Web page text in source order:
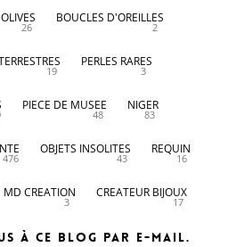
OLIVES
26
BOUCLES D'OREILLES
2
19
PERLES RARES
3
PIECE DE MUSEE
48
NIGER
83
476
OBJETS INSOLITES
43
REQUIN
16
MD CREATION
3
CREATEUR BIJOUX
17
à ce blog par e-mail.